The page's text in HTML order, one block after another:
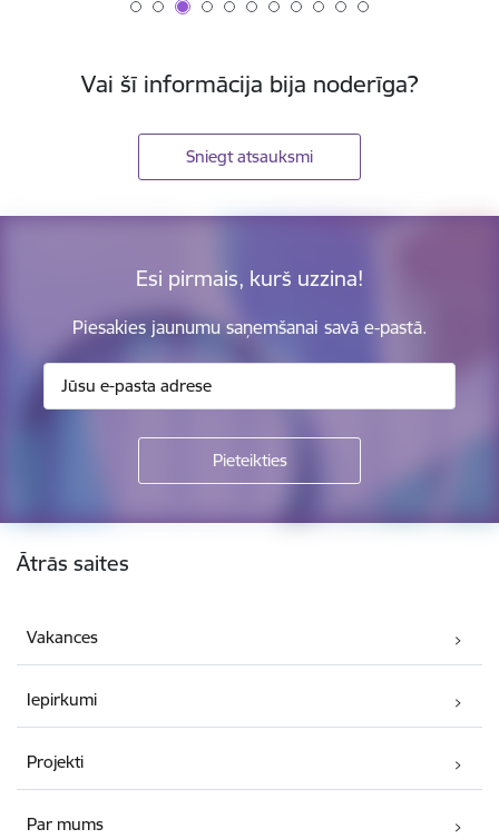
Vai šī informācija bija noderīga?
Sniegt atsauksmi
Esi pirmais, kurš uzzina!
Piesakies jaunumu saņemšanai savā e-pastā.
Kājene
Ātrās saites
Vakances
Iepirkumi
Projekti
Par mums